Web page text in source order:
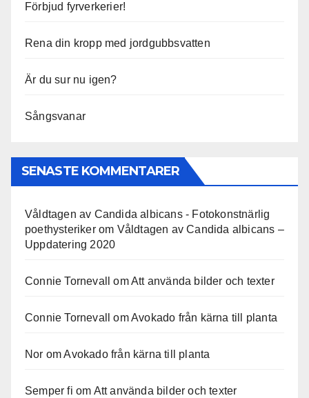
Förbjud fyrverkerier!
Rena din kropp med jordgubbsvatten
Är du sur nu igen?
Sångsvanar
SENASTE KOMMENTARER
Våldtagen av Candida albicans - Fotokonstnärlig
poethysterikerom Våldtagen av Candida albicans –
Uppdatering 2020
Connie Tornevall omAtt använda bilder och texter
Connie Tornevall omAvokado från kärna till planta
Nor omAvokado från kärna till planta
Semper fi om Att använda bilder och texter